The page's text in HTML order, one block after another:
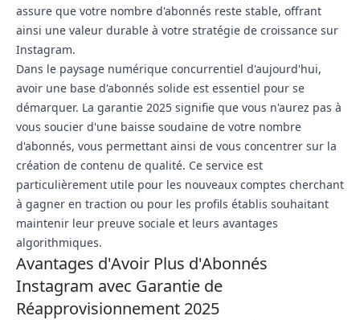
assure que votre nombre d'abonnés reste stable, offrant
ainsi une valeur durable à votre stratégie de croissance sur
Instagram.
Dans le paysage numérique concurrentiel d'aujourd'hui,
avoir une base d'abonnés solide est essentiel pour se
démarquer. La garantie 2025 signifie que vous n'aurez pas à
vous soucier d'une baisse soudaine de votre nombre
d'abonnés, vous permettant ainsi de vous concentrer sur la
création de contenu de qualité. Ce service est
particulièrement utile pour les nouveaux comptes cherchant
à gagner en traction ou pour les profils établis souhaitant
maintenir leur preuve sociale et leurs avantages
algorithmiques.
Avantages d'Avoir Plus d'Abonnés
Instagram avec Garantie de
Réapprovisionnement 2025